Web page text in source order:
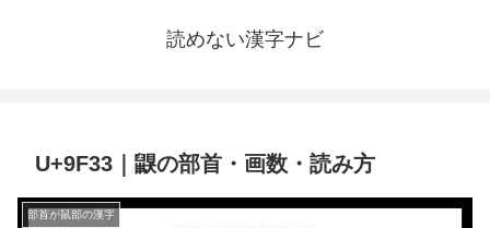
読めない漢字ナビ
U+9F33｜鼳の部首・画数・読み方
部首が鼠部の漢字